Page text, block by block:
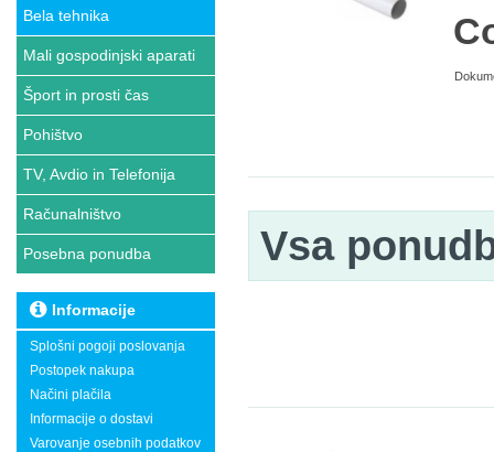
Bela tehnika
Mali gospodinjski aparati
Šport in prosti čas
Pohištvo
TV, Avdio in Telefonija
Računalništvo
Posebna ponudba
Informacije
Splošni pogoji poslovanja
Postopek nakupa
Načini plačila
Informacije o dostavi
Varovanje osebnih podatkov
Vsa